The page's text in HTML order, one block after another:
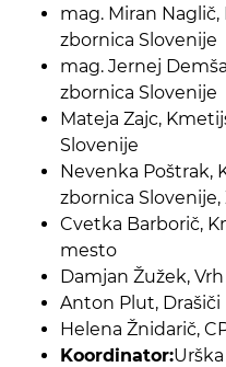
mag. Miran
zbornica Slovenije
mag. Jernej
zbornica Slovenije
Mateja Zajc,
Slovenije
Nevenka Poštrak,
zbornica
Cvetka Barborič,
mesto
Damjan Žužek,
Anton Plut, Drašiči
Helena Žnidarič,
Koordinator: